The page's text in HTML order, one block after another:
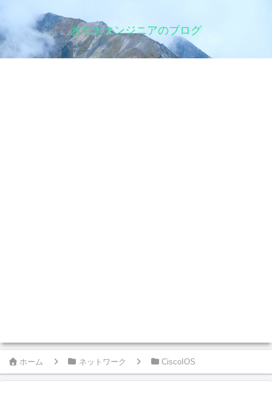
おもちエンジニアのブログ
ホーム ネットワーク CiscoIOS